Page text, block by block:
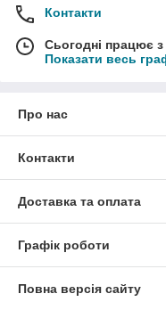
Контакти
Сьогодні працює
Показати весь
Про нас
Контакти
Доставка та оплата
Графік роботи
Повна версія сайту